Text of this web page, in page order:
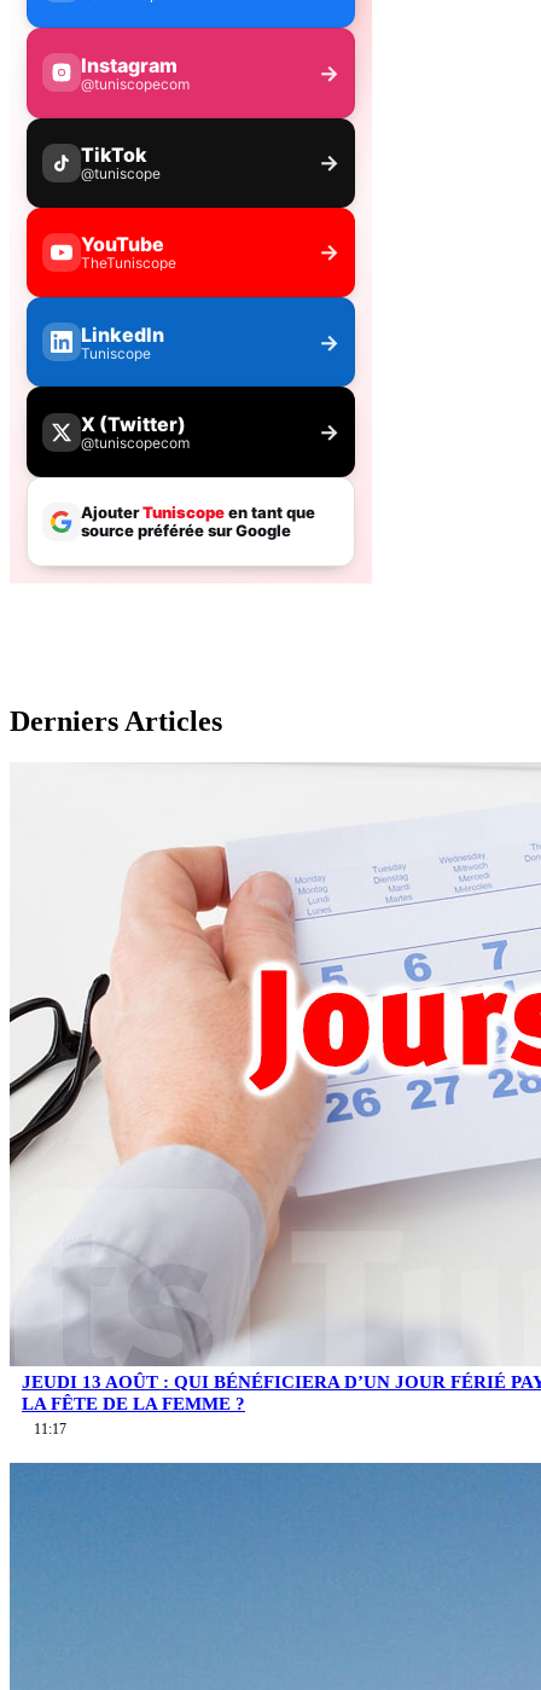
Derniers Articles
JEUDI 13 AOÛT : QUI BÉNÉFICIERA D’UN JOUR FÉRIÉ
LA FÊTE DE LA FEMME ?
11:17